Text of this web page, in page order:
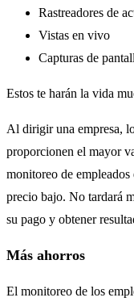
Rastreadores de
Vistas en vivo
Capturas de
Estos te harán la vida
Al dirigir una empresa,
proporcionen el mayor
monitoreo de
precio bajo. No tardará
su pago y obtener
Más ahorros
El monitoreo de los